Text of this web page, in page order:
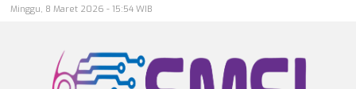
Minggu, 8 Maret 2026 - 15:54 WIB